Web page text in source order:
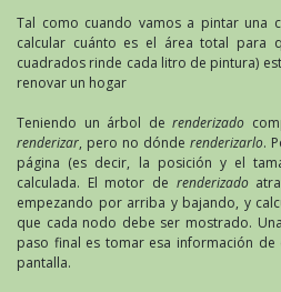
Tal como cuando vamos a pintar una
calcular cuánto es el área total para
cuadrados rinde cada litro de pintura)
renovar un hogar
Teniendo un árbol derenderizado
renderizar, pero no dónde renderizarlo.
página (es decir, la posición y el
calculada. El motor de renderizado
empezando por arriba y bajando, y
que cada nodo debe ser mostrado.
paso final es tomar esa información
pantalla.